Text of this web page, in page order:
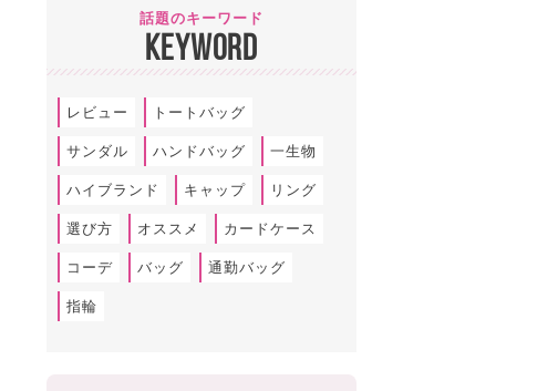
話題のキーワード
KEYWORD
レビュー トートバッグ
サンダル ハンドバッグ 一生物
ハイブランド キャップ リング
選び方 オススメ カードケース
コーデ バッグ 通勤バッグ
指輪